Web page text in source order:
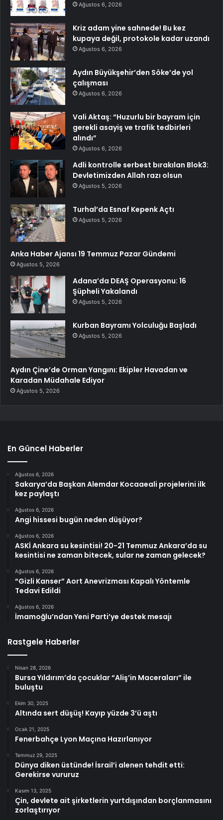
Ağustos 6, 2026
Kriz adam yine sahnede! Bu kez
kupaya değil, protokole kadar uzandı
Ağustos 6, 2026
Aydın Büyükşehir’den Söke’de yol
çalışması
Ağustos 6, 2026
Vali Aktaş: “Huzurlu bir bayram için
gerekli asayiş ve trafik tedbirleri
alındı”
Ağustos 6, 2026
Adli kontrolle serbest bırakılan Blok3:
Devletimizden Allah razı olsun
Ağustos 5, 2026
Turhal’da Esnaf Kepenk Açtı
Ağustos 5, 2026
Anka Haber Ajansı 19 Temmuz Pazar Gündemi
Ağustos 5, 2026
Adana’da DEAŞ Operasyonu: 16
Şüpheli Yakalandı
Ağustos 5, 2026
Kurban Bayramı Yolculuğu Başladı
Ağustos 5, 2026
Aydın Çine’de Orman Yangını: Ekipler Havadan ve
Karadan Müdahale Ediyor
Ağustos 5, 2026
En Güncel Haberler
Ağustos 6, 2026
Sakarya’da Başkan Alemdar Kocaaeali projelerini ilk
kez paylaştı
Ağustos 6, 2026
Angi hissesi bugün neden düşüyor?
Ağustos 6, 2026
ASKİ Ankara su kesintisi! 20-21 Temmuz Ankara’da su
kesintisi ne zaman bitecek, sular ne zaman gelecek?
Ağustos 6, 2026
“Gizli Kanser” Aort Anevrizması Kapalı Yöntemle
Tedavi Edildi
Ağustos 6, 2026
İmamoğlu’ndan Yeni Parti’ye destek mesajı
Rastgele Haberler
Nisan 28, 2026
Bursa Yıldırım’da çocuklar “Aliş’in Maceraları” ile
buluştu
Ekim 30, 2025
Altında sert düşüş! Kayıp yüzde 3’ü aştı
Ocak 21, 2025
Fenerbahçe Lyon Maçına Hazırlanıyor
Temmuz 29, 2025
Dünya diken üstünde! İsrail’i alenen tehdit etti:
Gerekirse vururuz
Kasım 13, 2025
Çin, devlete ait şirketlerin yurtdışından borçlanmasını
zorlaştırıyor